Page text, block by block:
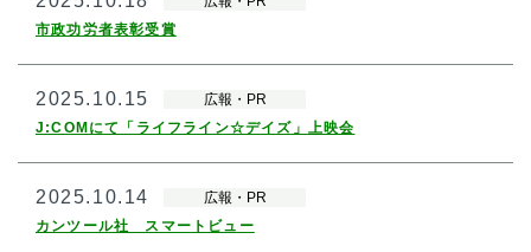
市政功労者表彰受賞
2025.10.15
広報・PR
J:COMにて「ライフライン☆デイズ」上映会
2025.10.14
広報・PR
カンツール社 スマートビュー